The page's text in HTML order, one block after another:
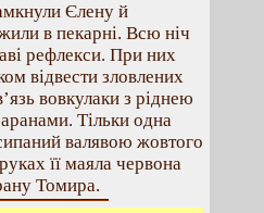
Єлену й
в пекарні. Всю ніч
рефлекси. При них
відвести зловлених
вовкулаки з ріднею
Тільки одна
валявою жовтого
її маяла червона
Томира.